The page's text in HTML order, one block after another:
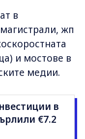
в
жп
и мостове в
медии.
в
€7.2